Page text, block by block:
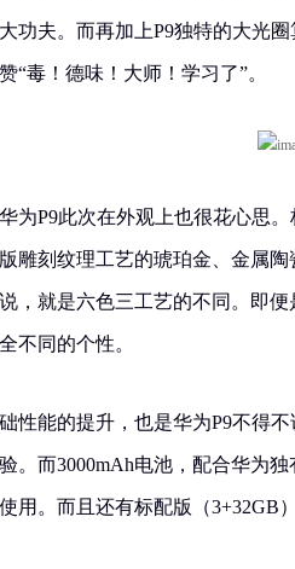
功夫。而再加上P9独特的大光
“毒！德味！大师！学习了”。
为P9此次在外观上也很花心思
雕刻纹理工艺的琥珀金、金属
，就是六色三工艺的不同。即
不同的个性。
性能的提升，也是华为P9不得
。而3000mAh电池，配合华为
用。而且还有标配版（3+32GB